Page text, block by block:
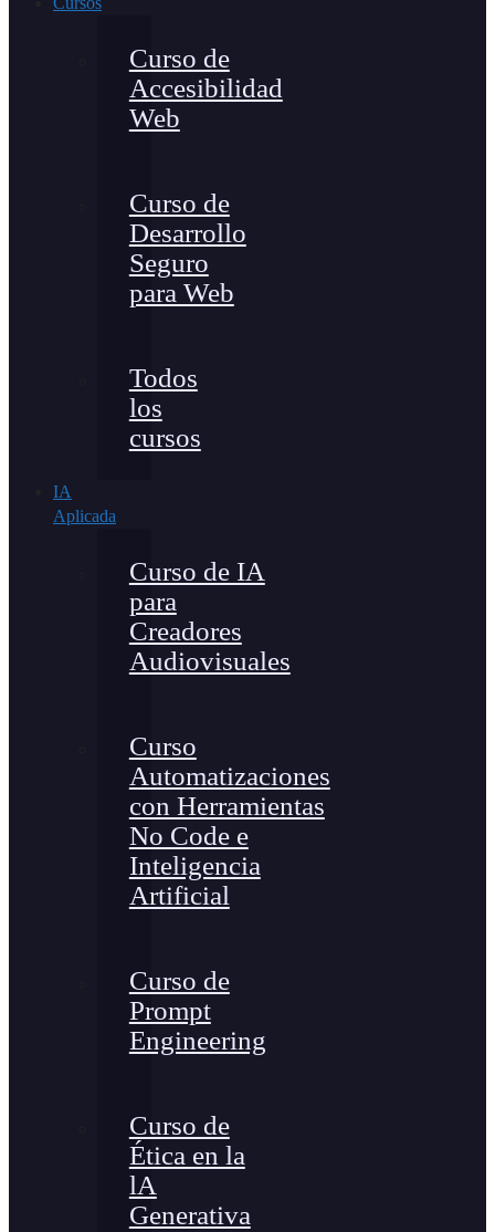
Curso de
Accesibilidad
Web
Curso de
Desarrollo
Seguro
para Web
Todos
los
cursos
IA
Aplicada
Curso de IA
para
Creadores
Audiovisuales
Curso
Automatizaciones
con Herramientas
No Code e
Inteligencia
Artificial
Curso de
Prompt
Engineering
Curso de
Ética en la
lA
Generativa